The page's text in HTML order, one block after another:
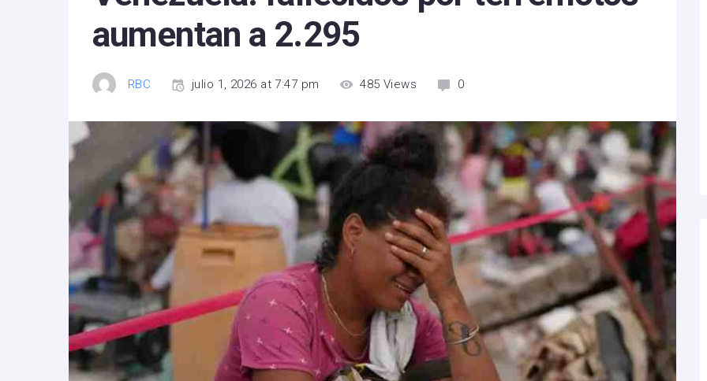
aumentan a 2.295
RBC julio 1, 2026 at 7:47 pm 485 Views 0